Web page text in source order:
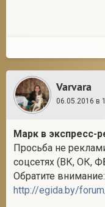
Varvara
06.05.2016 в
Марк в экспресс-
Просьба не
соцсетях (ВК, ОК,
Обратите внимание: